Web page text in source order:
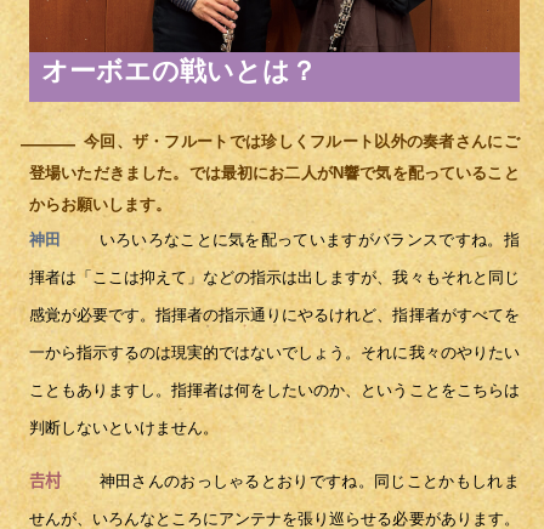
オーボエの戦いとは？
― 今回、ザ・フルートでは珍しくフルート以外の奏者さんにご
登場いただきました。では最初にお二人がN響で気を配っていること
からお願いします。
神田
いろいろなことに気を配っていますがバランスですね。指
揮者は「ここは抑えて」などの指示は出しますが、我々もそれと同じ
感覚が必要です。指揮者の指示通りにやるけれど、指揮者がすべてを
一から指示するのは現実的ではないでしょう。それに我々のやりたい
こともありますし。指揮者は何をしたいのか、ということをこちらは
判断しないといけません。
𠮷村 神田さんのおっしゃるとおりですね。同じことかもしれま
せんが、いろんなところにアンテナを張り巡らせる必要があります。